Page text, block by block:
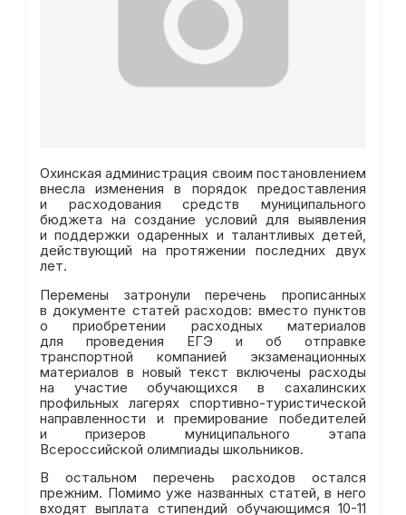
Охинская администрация своим постановлением
внесла изменения в порядок предоставления
и расходования средств муниципального
бюджета на создание условий для выявления
и поддержки одаренных и талантливых детей,
действующий на протяжении последних двух
лет.
Перемены затронули перечень прописанных
в документе статей расходов: вместо пунктов
о приобретении расходных материалов
для проведения ЕГЭ и об отправке
транспортной компанией экзаменационных
материалов в новый текст включены расходы
на участие обучающихся в сахалинских
профильных лагерях спортивно-туристической
направленности и премирование победителей
и призеров муниципального этапа
Всероссийской олимпиады школьников.
В остальном перечень расходов остался
прежним. Помимо уже названных статей, в него
входят выплата стипендий обучающимся 10-11